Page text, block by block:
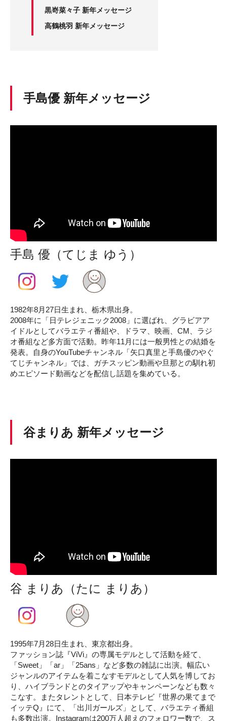
黒嵜菜々子 新年メッセージ
高鶴桃羽 新年メッセージ
手島優 新年メッセージ
手島 優（てじま ゆう）
1982年8月27日生まれ、栃木県出身。
2008年に「日テレジェニック2008」に選ばれ、グラビアア
イドルとしてバラエティ番組や、ドラマ、映画、CM、ラジ
オ番組など多方面で活動。昨年11月には一般男性との結婚を
発表。自身のYouTubeチャンネル「矢口真里と手島優のやぐ
てじチャンネル」では、ガチスッピン動画や旦那との馴れ初
めエピソード動画などを配信し話題を集めている。
谷まりあ 新年メッセージ
谷 まりあ（たに まりあ）
1995年7月28日生まれ、東京都出身。
ファッション誌『ViVi』の専属モデルとして活動を経て、
「Sweet」「ar」「25ans」など多数の雑誌に出演。幅広い
ジャンルのアイテムを着こなすモデルとして人気を博してお
り、ハイブランドとのタイアップやキャンペーンなども数々
こなす。またタレントとして、日本テレビ『世界の果てまで
イッテQ』にて、「出川ガールズ」として、バラエティ番組
も多数出演。Instagramは200万人超えのフォロワー数で、ス